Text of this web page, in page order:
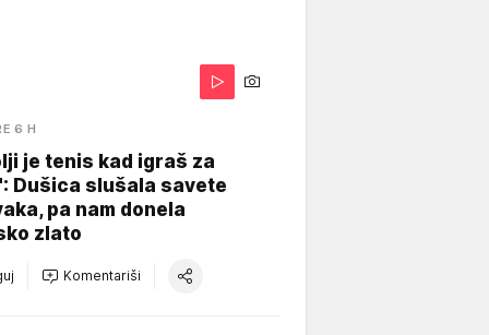
6 H
je tenis kad igraš za
Dušica slušala savete
pa nam donela
zlato
Komentariši